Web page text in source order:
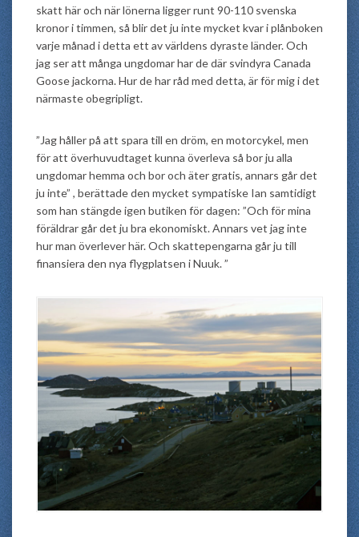
skatt här och när lönerna ligger runt 90-110 svenska
kronor i timmen, så blir det ju inte mycket kvar i plånboken
varje månad i detta ett av världens dyraste länder. Och
jag ser att många ungdomar har de där svindyra Canada
Goose jackorna. Hur de har råd med detta, är för mig i det
närmaste obegripligt.
”Jag håller på att spara till en dröm, en motorcykel, men
för att överhuvudtaget kunna överleva så bor ju alla
ungdomar hemma och bor och äter gratis, annars går det
ju inte” , berättade den mycket sympatiske Ian samtidigt
som han stängde igen butiken för dagen: ”Och för mina
föräldrar går det ju bra ekonomiskt. Annars vet jag inte
hur man överlever här. Och skattepengarna går ju till
finansiera den nya flygplatsen i Nuuk. ”